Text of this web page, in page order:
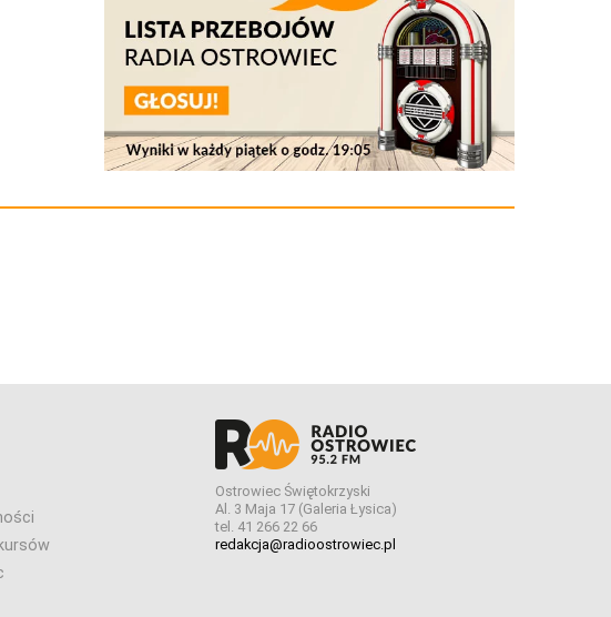
Ostrowiec Świętokrzyski
Al. 3 Maja 17 (Galeria Łysica)
tel. 41 266 22 66
redakcja@radioostrowiec.pl